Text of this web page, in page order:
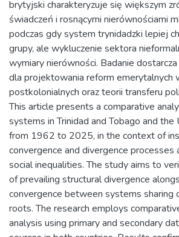
brytyjski charakteryzuje się większym
świadczeń i rosnącymi nierównościami
podczas gdy system trynidadzki lepiej
grupy, ale wykluczenie sektora
wymiary nierówności. Badanie
dla projektowania reform emerytalnych
postkolonialnych oraz teorii transferu
This article presents a comparative
systems in Trinidad and Tobago and the
from 1962 to 2025, in the context of
convergence and divergence processes
social inequalities. The study aims to
of prevailing structural divergence
convergence between systems sharing
roots. The research employs
analysis using primary and secondary